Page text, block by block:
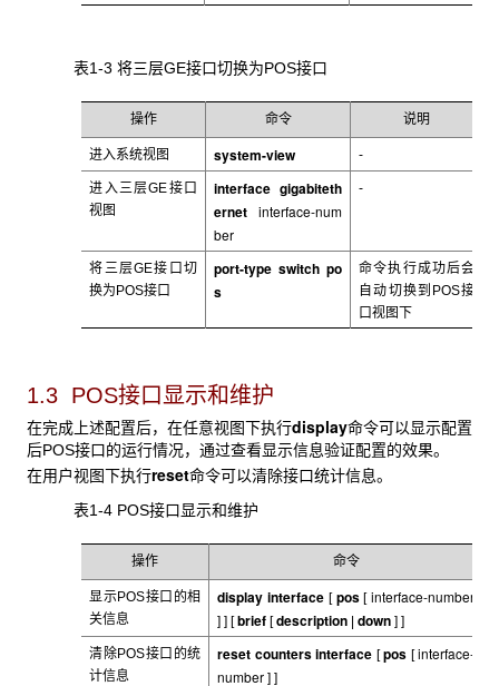
表1-3 将三层GE接口切换为POS接口
操作 命令 说明
进入系统视图 system-view -
进入三层GE接口
视图
interface gigabiteth
ernet interface-num
ber
-
将三层GE接口切
换为POS接口
port-type switch po
s
命令执行成功后会
自动切换到POS接
口视图下
1.3 POS接口显示和维护
在完成上述配置后，在任意视图下执行display命令可以显示配置
后POS接口的运行情况，通过查看显示信息验证配置的效果。
在用户视图下执行reset命令可以清除接口统计信息。
表1-4 POS接口显示和维护
操作 命令
显示POS接口的相
关信息
display interface [ pos[ interface-number
] ] [brief [description |down ] ]
清除POS接口的统
计信息
reset counters interface [pos [interface-
number ] ]